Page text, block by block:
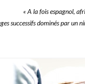
« A la fois espagnol,
successifs dominés par un